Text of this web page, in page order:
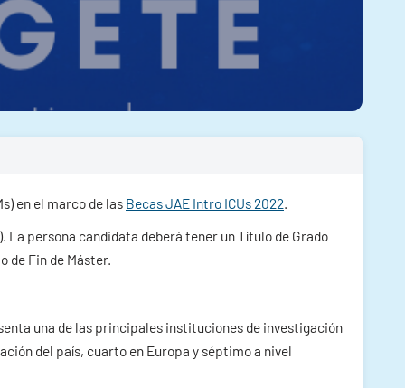
en el marco de las Becas JAE Intro ICUs 2022.
La persona candidata deberá tener un Título de Grado
de Fin de Máster.
una de las principales instituciones de investigación
del país, cuarto en Europa y séptimo a nivel